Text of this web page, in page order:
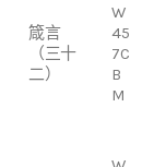
箴言
（三十
二）
W
45
7C
B
M